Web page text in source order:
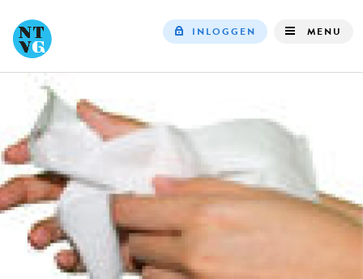
INLOGGEN MENU